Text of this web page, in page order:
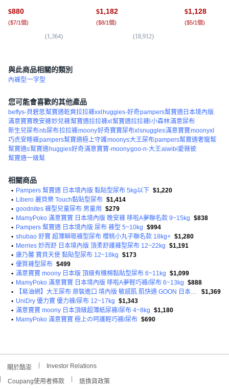
$880
($7/1個)
(1,364)
$1,182
($8/1個)
(18,912)
$1,128
($5/1個)
與此商品相關的類別
內褲型一字型
您可能會喜歡的其他產品
beffys-貝碧思幫寶適乾爽拉拉褲xxl huggies-好奇pampers幫寶適日本境內版
滿意寶寶晚安褲妙兒褲幫寶適拉拉褲xl 幫寶適拉拉褲l 小森林滿意尿布
新生兒尿布nb尿布拉拉褲moony好奇寶寶尿布xl snuggles滿意寶寶moonyxl
巧虎安睡褲pampers幫寶適極上守護moonys大王尿布pampers幫寶適奢寵幫
幫寶適s幫寶適 huggies好奇滿意寶寶-moonygoo-n-大王aiwibi愛薇彼
幫寶適一級幫
相關商品
• Pampers 幫寶適 日本境內版 黏貼型尿布 5kg以下 $1,220
• Libero 麗貝樂 Touch黏貼型尿布 $1,414
• goodnites 褲型兒童尿布 男童用
$279
• MamyPoko 滿意寶寶 日本境內版 晚安褲 哆啦A夢聯名款 9~15kg $838
• Pampers 幫寶適 日本境內版 尿布 褲型 5~10kg $994
• shubao 舒寶 超薄瞬吸褲型尿布 櫻桃小丸子聯名款 18kg+ $1,280
• Merries 妙而舒 日本境內版 頂柔舒護褲型尿布 12~22kg $1,191
• 康乃馨 寶貝天使 黏貼型尿布 12~18kg $173
• 優質褲型尿布 $499
• 滿意寶寶 moony 日本版 頂級有機棉黏貼型尿布 6~11kg $1,099
• MamyPoko 滿意寶寶 日本境內版 哆啦A夢輕巧褲/尿布 6~13kg $888
•
【易油網】大王尿布 原裝進口 境內版 敏感肌 肌快適 GOON 日本原裝
$1,369
• UniDry 優力寶 優力褲/尿布 12~17kg $1,343
• 滿意寶寶 moony 日本頂級超薄紙尿褲/尿布 4~8kg $1,180
• MamyPoko 滿意寶寶 極上の呵護輕巧褲/尿布 $690
關於酷澎 Investor Relations
Coupang使用者條款 退換貨政策